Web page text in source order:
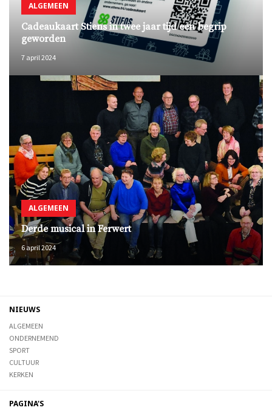
ALGEMEEN
Cadeaukaart Stiens in twee jaar tijd een begrip
geworden
7 april 2024
ALGEMEEN
Derde musical in Ferwert
6 april 2024
NIEUWS
ALGEMEEN
ONDERNEMEND
SPORT
CULTUUR
KERKEN
PAGINA'S